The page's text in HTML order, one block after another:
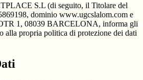
S.L (di seguito, il Titolare del
, dominio www.ugcslalom.com e
1, 08039 BARCELONA, informa gli
alla propria politica di protezione dei dati